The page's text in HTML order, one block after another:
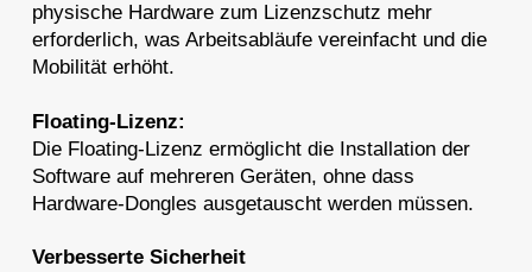
physische Hardware zum Lizenzschutz mehr
erforderlich, was Arbeitsabläufe vereinfacht und die
Mobilität erhöht.
Floating-Lizenz:
Die Floating-Lizenz ermöglicht die Installation der
Software auf mehreren Geräten, ohne dass
Hardware-Dongles ausgetauscht werden müssen.
Verbesserte Sicherheit